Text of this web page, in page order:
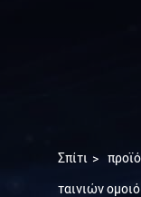
Σπίτι >
ταινιών